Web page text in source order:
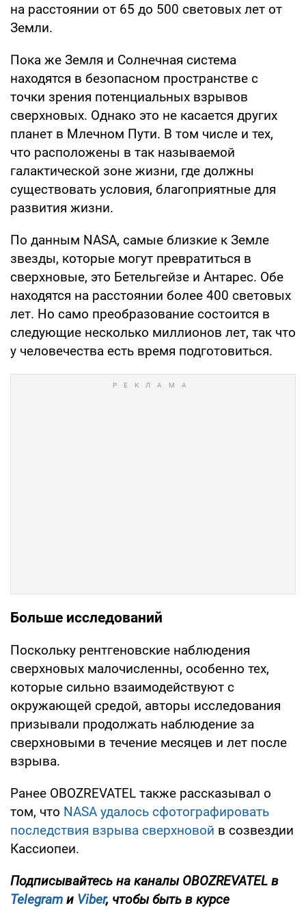
на расстоянии от 65 до 500 световых лет от
Земли.
Пока же Земля и Солнечная система
находятся в безопасном пространстве с
точки зрения потенциальных взрывов
сверхновых. Однако это не касается других
планет в Млечном Пути. В том числе и тех,
что расположены в так называемой
галактической зоне жизни, где должны
существовать условия, благоприятные для
развития жизни.
По данным NASA, самые близкие к Земле
звезды, которые могут превратиться в
сверхновые, это Бетельгейзе и Антарес. Обе
находятся на расстоянии более 400 световых
лет. Но само преобразование состоится в
следующие несколько миллионов лет, так что
у человечества есть время подготовиться.
Больше исследований
Поскольку рентгеновские наблюдения
сверхновых малочисленны, особенно тех,
которые сильно взаимодействуют с
окружающей средой, авторы исследования
призывали продолжать наблюдение за
сверхновыми в течение месяцев и лет после
взрыва.
Ранее OBOZREVATEL также рассказывал о
том, что NASA удалось сфотографировать
последствия взрыва сверхновой в созвездии
Кассиопеи.
Подписывайтесь на каналы OBOZREVATEL в
Telegram и Viber, чтобы быть в курсе